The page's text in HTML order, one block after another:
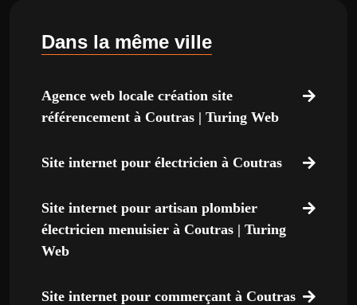
Dans la même ville
Agence web locale création site
référencement à Coutras | Turing Web
Site internet pour électricien à Coutras
Site internet pour artisan plombier
électricien menuisier à Coutras | Turing
Web
Site internet pour commerçant à Coutras